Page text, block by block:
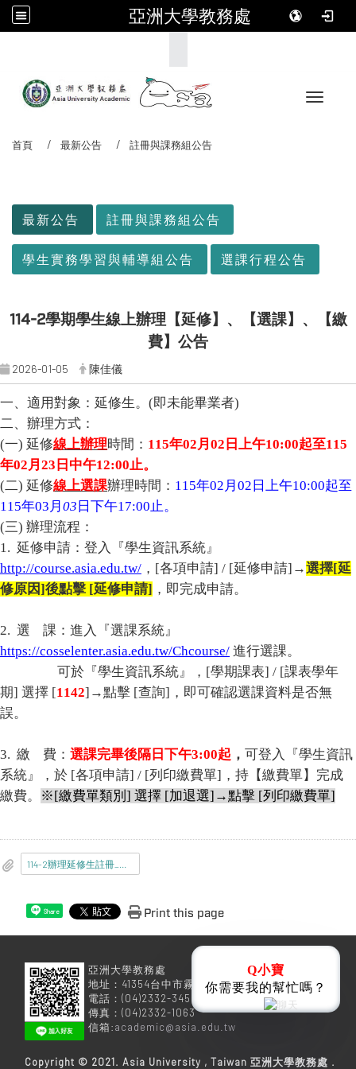
亞洲大學教務處
Toggle
首頁 最新公告 註冊與課務組公告
最新公告 註冊與課務組公告
學生實務學習與輔導組公告 選課行程公告
114-2學期學生線上辦理【延修】、【選課】、【繳
費】公告
2026-01-05 陳佳儀
一、 適用對象：延修生。 (即未能畢業者)
二、辦理方式：
(一) 延修線上辦理時間： 115年02月 02 日上午10:00起至115
年02月 23 日中午12:00止。
(二) 延修線上選課辦理時間： 115年02 月 02 日上午10:00起至
115年03 月 03 日下午17:00止。
(三) 辦理流程：
1. 延修申請：登入『學生資訊系統』
http://course.asia.edu.tw/ ， [各項申請] / [延修申請] →選擇[延
修原因]後點擊 [延修申請] ，即完成申請。
2. 選
課：進入『選課系統』
https://cosselenter.asia.edu.tw/Chcourse/ 進行選課。
可於『學生資訊系統』， [學期課表] / [課表學年
期] 選擇 [1142] →點擊 [查詢] ，即可確認選課資料是否無
誤。
3. 繳 費： 選課完畢後隔日下午3:00起 ， 可登入『學生資訊
系統』，於 [各項申請] / [列印繳費單] ，持【繳費單】完成
繳費。
※[繳費單類別 ] 選擇 [加退選] →點擊 [列印繳費單]
Share Print this page
亞洲大學教務處
地址：41354台中市霧峰區柳豐路500號
電話：(04)2332-3456
傳真：(04)2332-1063
信箱:academic@asia.edu.tw
Copyright © 2021. Asia University , Taiwan 亞洲大學教務處 .
Q小寶
你需要我的幫忙嗎？